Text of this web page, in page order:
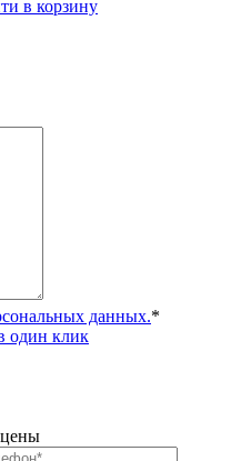
в корзину
данных.*
один клик
цены